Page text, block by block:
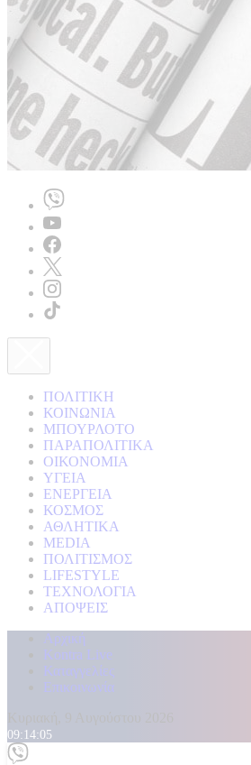
ΠΟΛΙΤΙΚΗ
ΚΟΙΝΩΝΙΑ
ΜΠΟΥΡΛΟΤΟ
ΠΑΡΑΠΟΛΙΤΙΚΑ
ΟΙΚΟΝΟΜΙΑ
ΥΓΕΙΑ
ΕΝΕΡΓΕΙΑ
ΚΟΣΜΟΣ
ΑΘΛΗΤΙΚΑ
MEDIA
ΠΟΛΙΤΙΣΜΟΣ
LIFESTYLE
ΤΕΧΝΟΛΟΓΙΑ
ΑΠΟΨΕΙΣ
Αρχική
Kontra Live
Καταγγελίες
Επικοινωνία
09:14:07